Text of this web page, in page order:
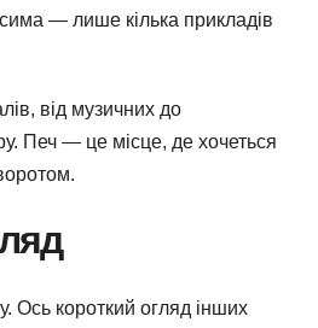
— лише кілька прикладів
від музичних до
Печ — це місце, де хочеться
Ось короткий огляд інших